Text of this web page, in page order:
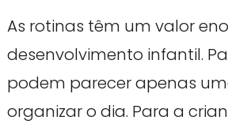
As rotinas têm um valor
desenvolvimento infantil.
podem parecer apenas
organizar o dia. Para a